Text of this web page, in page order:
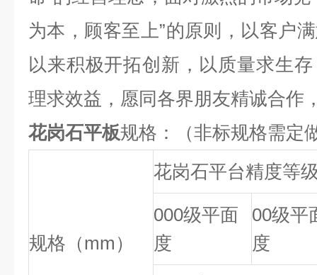
为本，顾客至上”的原则，以客户
以来积极开拓创新，以质量求生
理求效益，愿同各界朋友精诚合作
花岗石平板规格：（非标规格需定
规格（mm）
花岗石平台精度等
000级平面
度
00级平
度